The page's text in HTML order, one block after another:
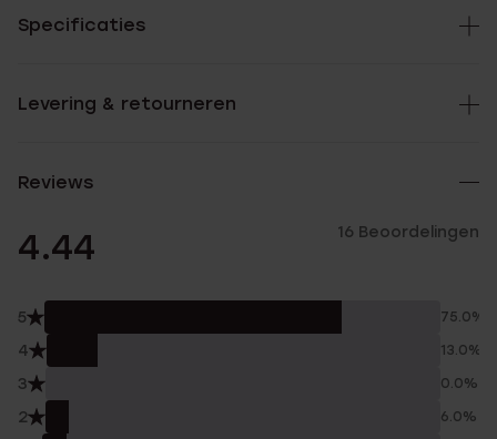
Specificaties
Levering & retourneren
Reviews
4.44 16 Beoordelingen
5 75.0%
4 13.0%
3 0.0%
2 6.0%